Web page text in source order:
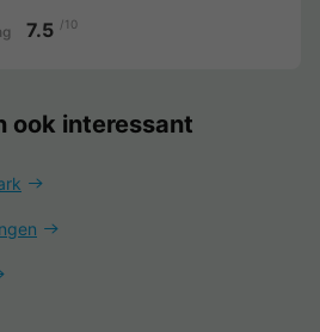
7.5 /10
ook interessant